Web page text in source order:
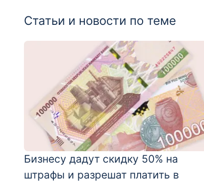
Статьи и новости по теме
Бизнесу дадут скидку 50% на
штрафы и разрешат платить в